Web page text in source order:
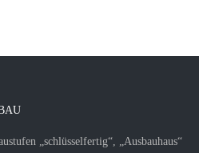
„schlüsselfertig“, „Ausbauhaus“